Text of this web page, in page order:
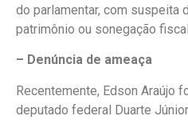
do parlamentar, com suspeita
patrimônio ou sonegação
– Denúncia de ameaça
Recentemente, Edson Araújo
deputado federal Duarte